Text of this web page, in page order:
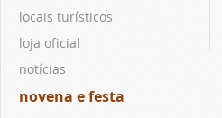
locais turísticos
loja oficial
notícias
novena e festa